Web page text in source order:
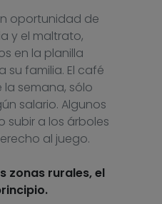
oportunidad de
y el maltrato,
en la planilla
su familia. El café
semana, sólo
salario. Algunos
subir a los árboles
al juego.
zonas rurales, el